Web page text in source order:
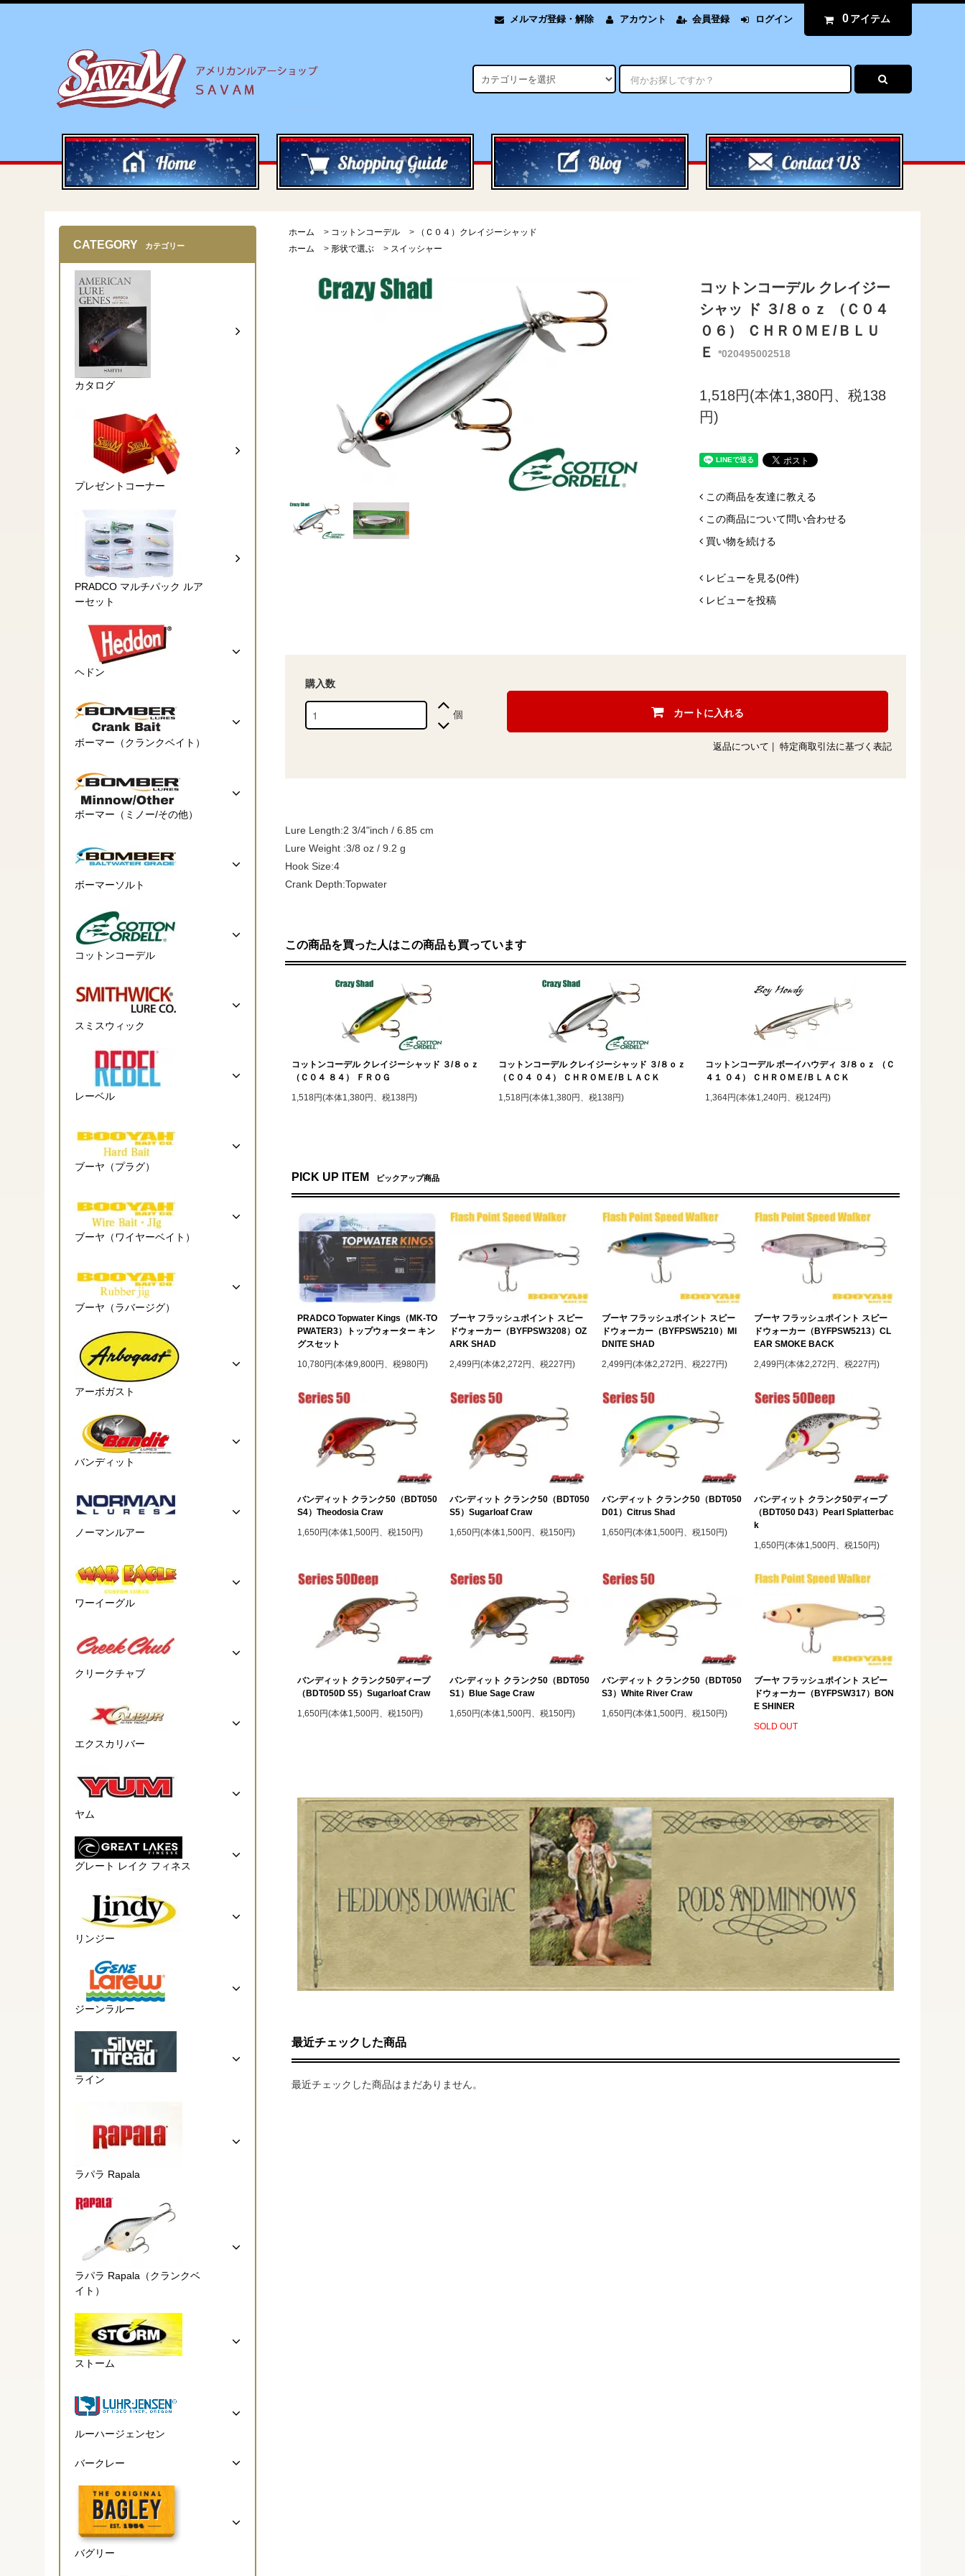
メルマガ登録・解除 アカウント 会員登録 ログイン 0 アイテム
ホーム > コットンコーデル >
（Ｃ０４）クレイジーシャッド
ホーム
> 形状で選ぶ > スイッシャー
コットンコーデル クレイジー
シャッ ド ３/８ｏｚ （Ｃ０４
０６） ＣＨＲＯＭＥ/ＢＬＵ
Ｅ
*020495002518
1,518円(本体1,380円、税138
円)
この商品を友達に教える
この商品について問い合わせる
買い物を続ける
レビューを見る(0件)
レビューを投稿
購入数
個 カートに入れる
返品について | 特定商取引法に基づく表記
Lure Length:2 3/4"inch / 6.85 cm
Lure Weight :3/8 oz / 9.2 g
Hook Size:4
Crank Depth:Topwater
この商品を買った人はこの商品も買っています
コットンコーデル クレイジーシャッド ３/８ｏｚ
（Ｃ０４ ８４） ＦＲＯＧ
1,518円(本体1,380円、税138円)
コットンコーデル クレイジーシャッド ３/８ｏｚ
（Ｃ０４ ０４） ＣＨＲＯＭＥ/ＢＬＡＣＫ
1,518円(本体1,380円、税138円)
コットンコーデル ボーイハウディ ３/８ｏｚ （Ｃ
４１ ０４） ＣＨＲＯＭＥ/ＢＬＡＣＫ
1,364円(本体1,240円、税124円)
PICK UP ITEM ピックアップ商品
PRADCO Topwater Kings（MK-TO
PWATER3）トップウォーター キン
グスセット
10,780円(本体9,800円、税980円)
ブーヤ フラッシュポイント スピー
ドウォーカー（BYFPSW3208）OZ
ARK SHAD
2,499円(本体2,272円、税227円)
ブーヤ フラッシュポイント スピー
ドウォーカー（BYFPSW5210）MI
DNITE SHAD
2,499円(本体2,272円、税227円)
ブーヤ フラッシュポイント スピー
ドウォーカー（BYFPSW5213）CL
EAR SMOKE BACK
2,499円(本体2,272円、税227円)
バンディット クランク50（BDT050
S4）Theodosia Craw
1,650円(本体1,500円、税150円)
バンディット クランク50（BDT050
S5）Sugarloaf Craw
1,650円(本体1,500円、税150円)
バンディット クランク50（BDT050
D01）Citrus Shad
1,650円(本体1,500円、税150円)
バンディット クランク50ディープ
（BDT050 D43）Pearl Splatterbac
k
1,650円(本体1,500円、税150円)
バンディット クランク50ディープ
（BDT050D S5）Sugarloaf Craw
1,650円(本体1,500円、税150円)
バンディット クランク50（BDT050
S1）Blue Sage Craw
1,650円(本体1,500円、税150円)
バンディット クランク50（BDT050
S3）White River Craw
1,650円(本体1,500円、税150円)
ブーヤ フラッシュポイント スピー
ドウォーカー（BYFPSW317）BON
E SHINER
SOLD OUT
最近チェックした商品
最近チェックした商品はまだありません。
CATEGORY カテゴリー
カタログ
プレゼントコーナー
PRADCO マルチパック ルア
ーセット
ヘドン
ボーマー（クランクベイト）
ボーマー（ミノー/その他）
ボーマーソルト
コットンコーデル
スミスウィック
レーベル
ブーヤ（プラグ）
ブーヤ（ワイヤーベイト）
ブーヤ（ラバージグ）
アーボガスト
バンディット
ノーマンルアー
ワーイーグル
クリークチャブ
エクスカリバー
ヤム
グレート レイク フィネス
リンジー
ジーンラルー
ライン
ラパラ Rapala
ラパラ Rapala（クランクベ
イト）
ストーム
ルーハージェンセン
バークレー
バグリー